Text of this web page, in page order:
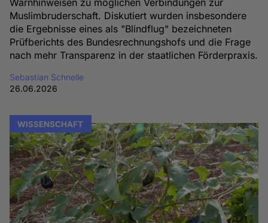
Muslimbruderschaft. Diskutiert wurden insbesondere
die Ergebnisse eines als "Blindflug" bezeichneten
Prüfberichts des Bundesrechnungshofs und die Frage
nach mehr Transparenz in der staatlichen Förderpraxis.
Sebastian Schnelle
26.06.2026
WISSENSCHAFT